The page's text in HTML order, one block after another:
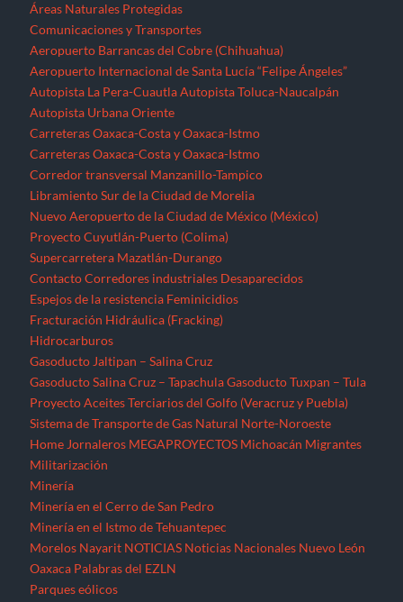
Áreas Naturales Protegidas
Comunicaciones y Transportes
Aeropuerto Barrancas del Cobre (Chihuahua)
Aeropuerto Internacional de Santa Lucía “Felipe Ángeles”
Autopista La Pera-Cuautla Autopista Toluca-Naucalpán
Autopista Urbana Oriente
Carreteras Oaxaca-Costa y Oaxaca-Istmo
Carreteras Oaxaca-Costa y Oaxaca-Istmo
Corredor transversal Manzanillo-Tampico
Libramiento Sur de la Ciudad de Morelia
Nuevo Aeropuerto de la Ciudad de México (México)
Proyecto Cuyutlán-Puerto (Colima)
Supercarretera Mazatlán-Durango
Contacto Corredores industriales Desaparecidos
Espejos de la resistencia Feminicidios
Fracturación Hidráulica (Fracking)
Hidrocarburos
Gasoducto Jaltipan – Salina Cruz
Gasoducto Salina Cruz – Tapachula Gasoducto Tuxpan – Tula
Proyecto Aceites Terciarios del Golfo (Veracruz y Puebla)
Sistema de Transporte de Gas Natural Norte-Noroeste
Home Jornaleros MEGAPROYECTOS Michoacán Migrantes
Militarización
Minería
Minería en el Cerro de San Pedro
Minería en el Istmo de Tehuantepec
Morelos Nayarit NOTICIAS Noticias Nacionales Nuevo León
Oaxaca Palabras del EZLN
Parques eólicos